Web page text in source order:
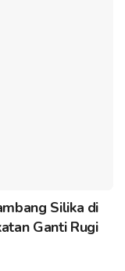
Silika di
Ganti Rugi